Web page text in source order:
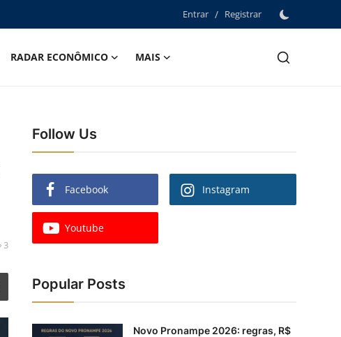
Entrar / Registrar
RADAR ECONÔMICO
MAIS
3
Follow Us
Facebook Instagram
Youtube
Popular Posts
Novo Pronampe 2026: regras, R$